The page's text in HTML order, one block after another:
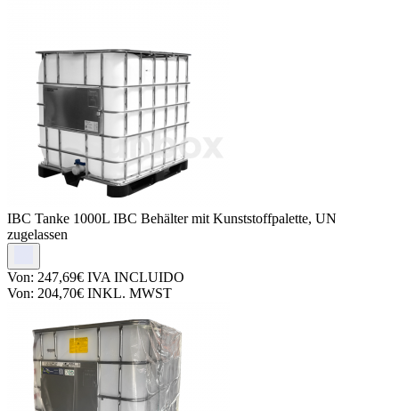
IBC Tanke 1000L IBC Behälter mit Kunststoffpalette, UN
zugelassen
Von: 247,69€ IVA INCLUIDO
Von: 204,70€ INKL. MWST